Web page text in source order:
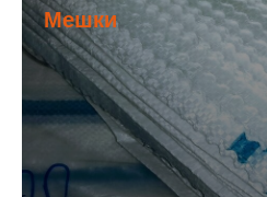
Мешки